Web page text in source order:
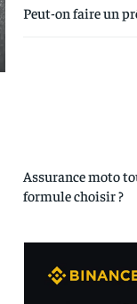
Peut-on faire un
Assurance moto
formule choisir ?